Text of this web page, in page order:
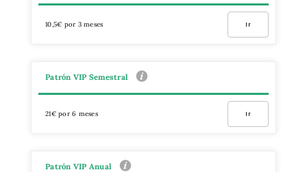
10,5€ por 3 meses Ir
Patrón VIP Semestral
21€ por 6 meses Ir
Patrón VIP Anual